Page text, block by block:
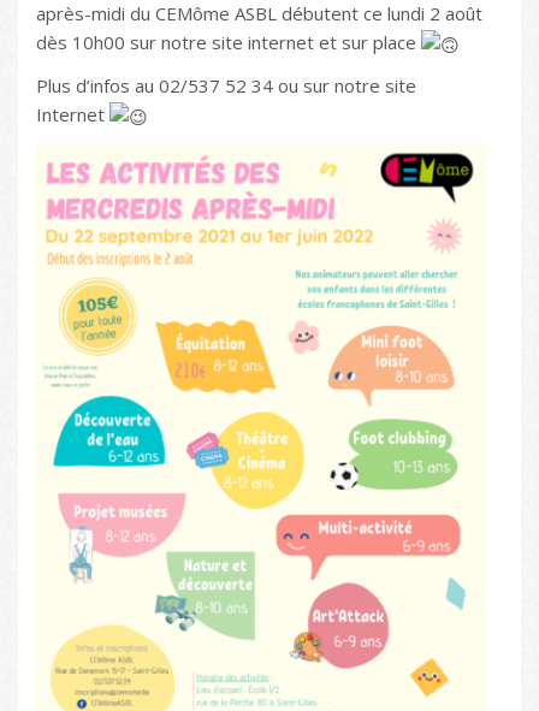
après-midi du CEMôme ASBL débutent ce lundi 2 août
dès 10h00 sur notre site internet et sur place
Plus d’infos au 02/537 52 34 ou sur notre site
Internet